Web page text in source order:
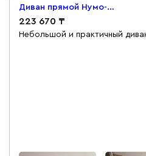
Диван прямой Нумо-Мини 120 Рогожка Кремовый
223 670
Небольшой и практичный